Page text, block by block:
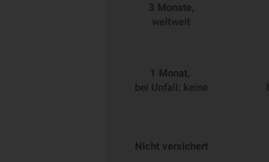
3 Monate,
weltweit
1 Monat,
bei Unfall: keine
Nicht versichert